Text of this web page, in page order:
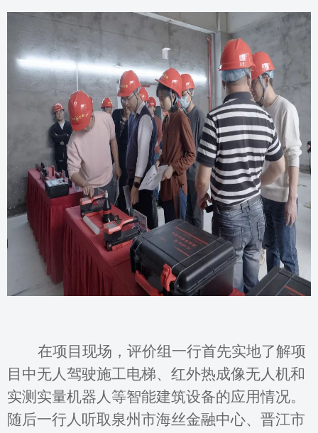
在项目现场，评价组一行首先实地了解项
目中无人驾驶施工电梯、红外热成像无人机和
实测实量机器人等智能建筑设备的应用情况。
随后一行人听取泉州市海丝金融中心、晋江市